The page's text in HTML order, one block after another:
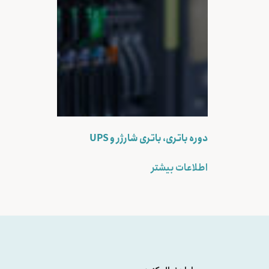
دوره باتری، باتری شارژر و UPS
اطلاعات بیشتر